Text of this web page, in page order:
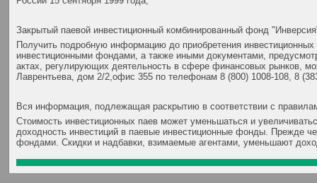
Закрытый паевой инвестиционный комбинированный фонд
Получить подробную информацию до приобретения
инвестиционными фондами, а также иными документами,
актах, регулирующих деятельность в сфере финансовых рынков,
Лаврентьева, дом 2/2,офис 355 по телефонам 8 (800) 1008-108, 8
Вся информация, подлежащая раскрытию в соответствии с
Стоимость инвестиционных паев может уменьшаться и
доходность инвестиций в паевые инвестиционные фонды. Прежде
фондами. Скидки и надбавки, взимаемые агентами, уменьшают